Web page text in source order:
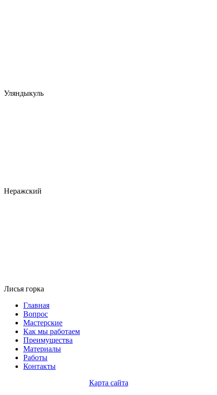
Уляндыкуль
Неражский
Лисья горка
Главная
Вопрос
Мастерские
Как мы работаем
Преимущества
Материалы
Работы
Контакты
Карта сайта